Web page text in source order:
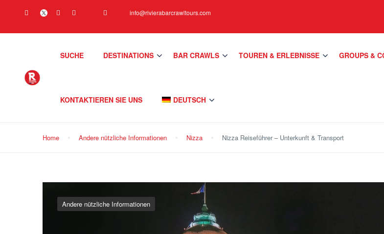
info@rivierabarcrawltours.com
SUCHE DESTINATIONS BAR CRAWLS TOUREN & ERLEBNISSE GROUPS &
KONTAKTIEREN SIE UNS DEUTSCH
Home Andere nützliche Informationen Nizza Nizza Reiseführer – Unterkunft & Transport
Andere nützliche Informationen